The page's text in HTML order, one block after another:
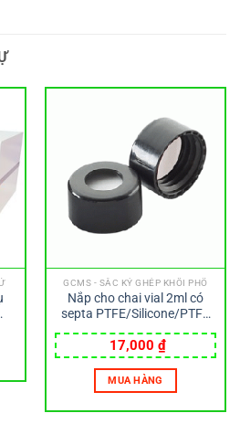
GCMS - SẮC KÝ GHÉP KHỐI PHỔ
Nắp cho chai vial 2ml có
septa PTFE/Silicone/PTFE
17,000 ₫
MUA HÀNG